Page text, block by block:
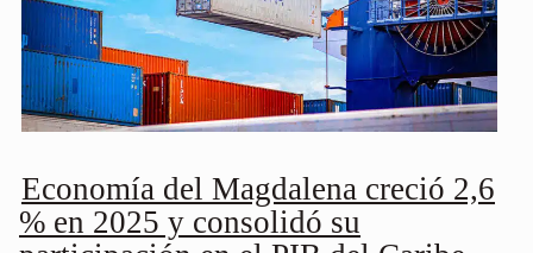
Economía del Magdalena creció 2,6
% en 2025 y consolidó su